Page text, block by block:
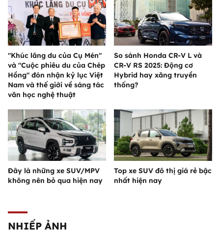
"Khúc lãng du của Cụ Mén"
và "Cuộc phiêu du của Chép
Hồng" đón nhận kỷ lục Việt
Nam và thế giới về sáng tác
văn học nghệ thuật
So sánh Honda CR-V L và
CR-V RS 2025: Động cơ
Hybrid hay xăng truyền
thống?
Đây là những xe SUV/MPV
không nên bỏ qua hiện nay
Top xe SUV đô thị giá rẻ bậc
nhất hiện nay
NHIẾP ẢNH